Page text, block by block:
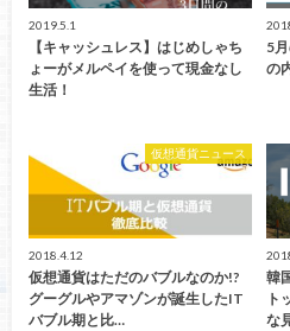
2019.5.1
【キャッシュレス】はじめしゃち
ょーがメルペイを使って現金なし
生活！
5
の
仮想通貨ニュース
2018.4.12
仮想通貨はただのバブルなのか!?
グーグルやアマゾンが誕生したIT
バブル期と比…
韓
ト
な